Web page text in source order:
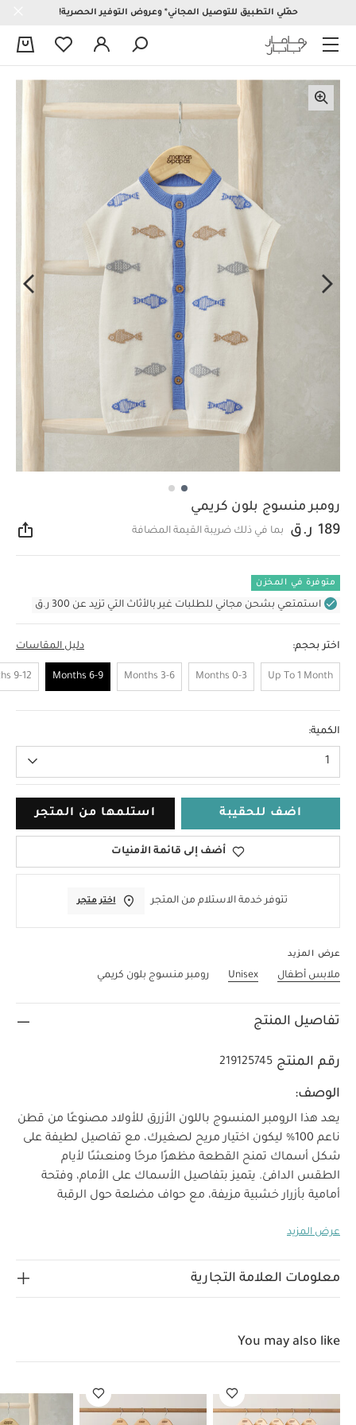
حمّلي التطبيق للتوصيل المجاني* وعروض التوفير الحصرية!
رومبر منسوج بلون كريمي
189 ر.ق بما في ذلك ضريبة القيمة المضافة
متوفرة في المخزن
استمتعي بشحن مجاني للطلبات غير بالأثاث التي تزيد عن 300 ر.ق
اختر بحجم: دليل المقاسات
Up To 1 Month
0-3 Months
3-6 Months
6-9 Months
9-12 Months
الكمية:
1
اضف للحقيبة استلمها من المتجر
أضف إلى قائمة الأمنيات
تتوفر خدمة الاستلام من المتجر اختر متجر
عرض المزيد
ملابس أطفال Unisex رومبر منسوج بلون كريمي
تفاصيل المنتج
رقم المنتج 219125745
الوصف:
يعد هذا الرومبر المنسوج باللون الأزرق للأولاد مصنوعًا من قطن
ناعم 100% ليكون اختيار مريح لصغيرك، مع تفاصيل لطيفة على
شكل أسماك تمنح القطعة مظهرًا مرحًا ومنعشًا لأيام
الطقس الدافئ. يتميز بتفاصيل الأسماك على الأمام، وفتحة
أمامية بأزرار خشبية مزيفة، مع حواف مضلعة حول الرقبة
التبديل. لماذا نختاره:
الملابس
مصنوع من قطن 100% ناعم ومريح وقابل للتنفس
الألوان الداكنة بشكل منفصل
قطع طقم ريزورت منسوج مخطط، قطعتين أفرول قصير بنقشة وايلد
عرض المزيد
معلومات العلامة التجارية
You may also like